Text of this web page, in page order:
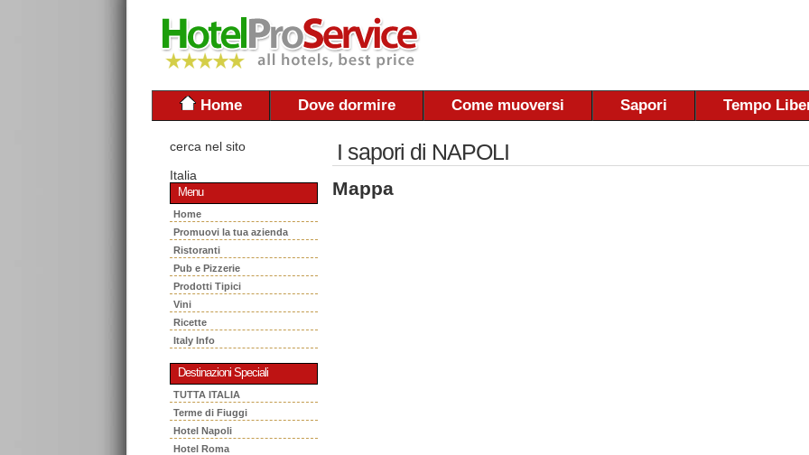
Home Dove dormire Come muoversi Sapori Tempo
cerca nel sito
Italia
Menu
Home
Promuovi la tua azienda
Ristoranti
Pub e Pizzerie
Prodotti Tipici
Vini
Ricette
Italy Info
Destinazioni Speciali
TUTTA ITALIA
Terme di Fiuggi
Hotel Napoli
Hotel Roma
I sapori di NAPOLI
Mappa